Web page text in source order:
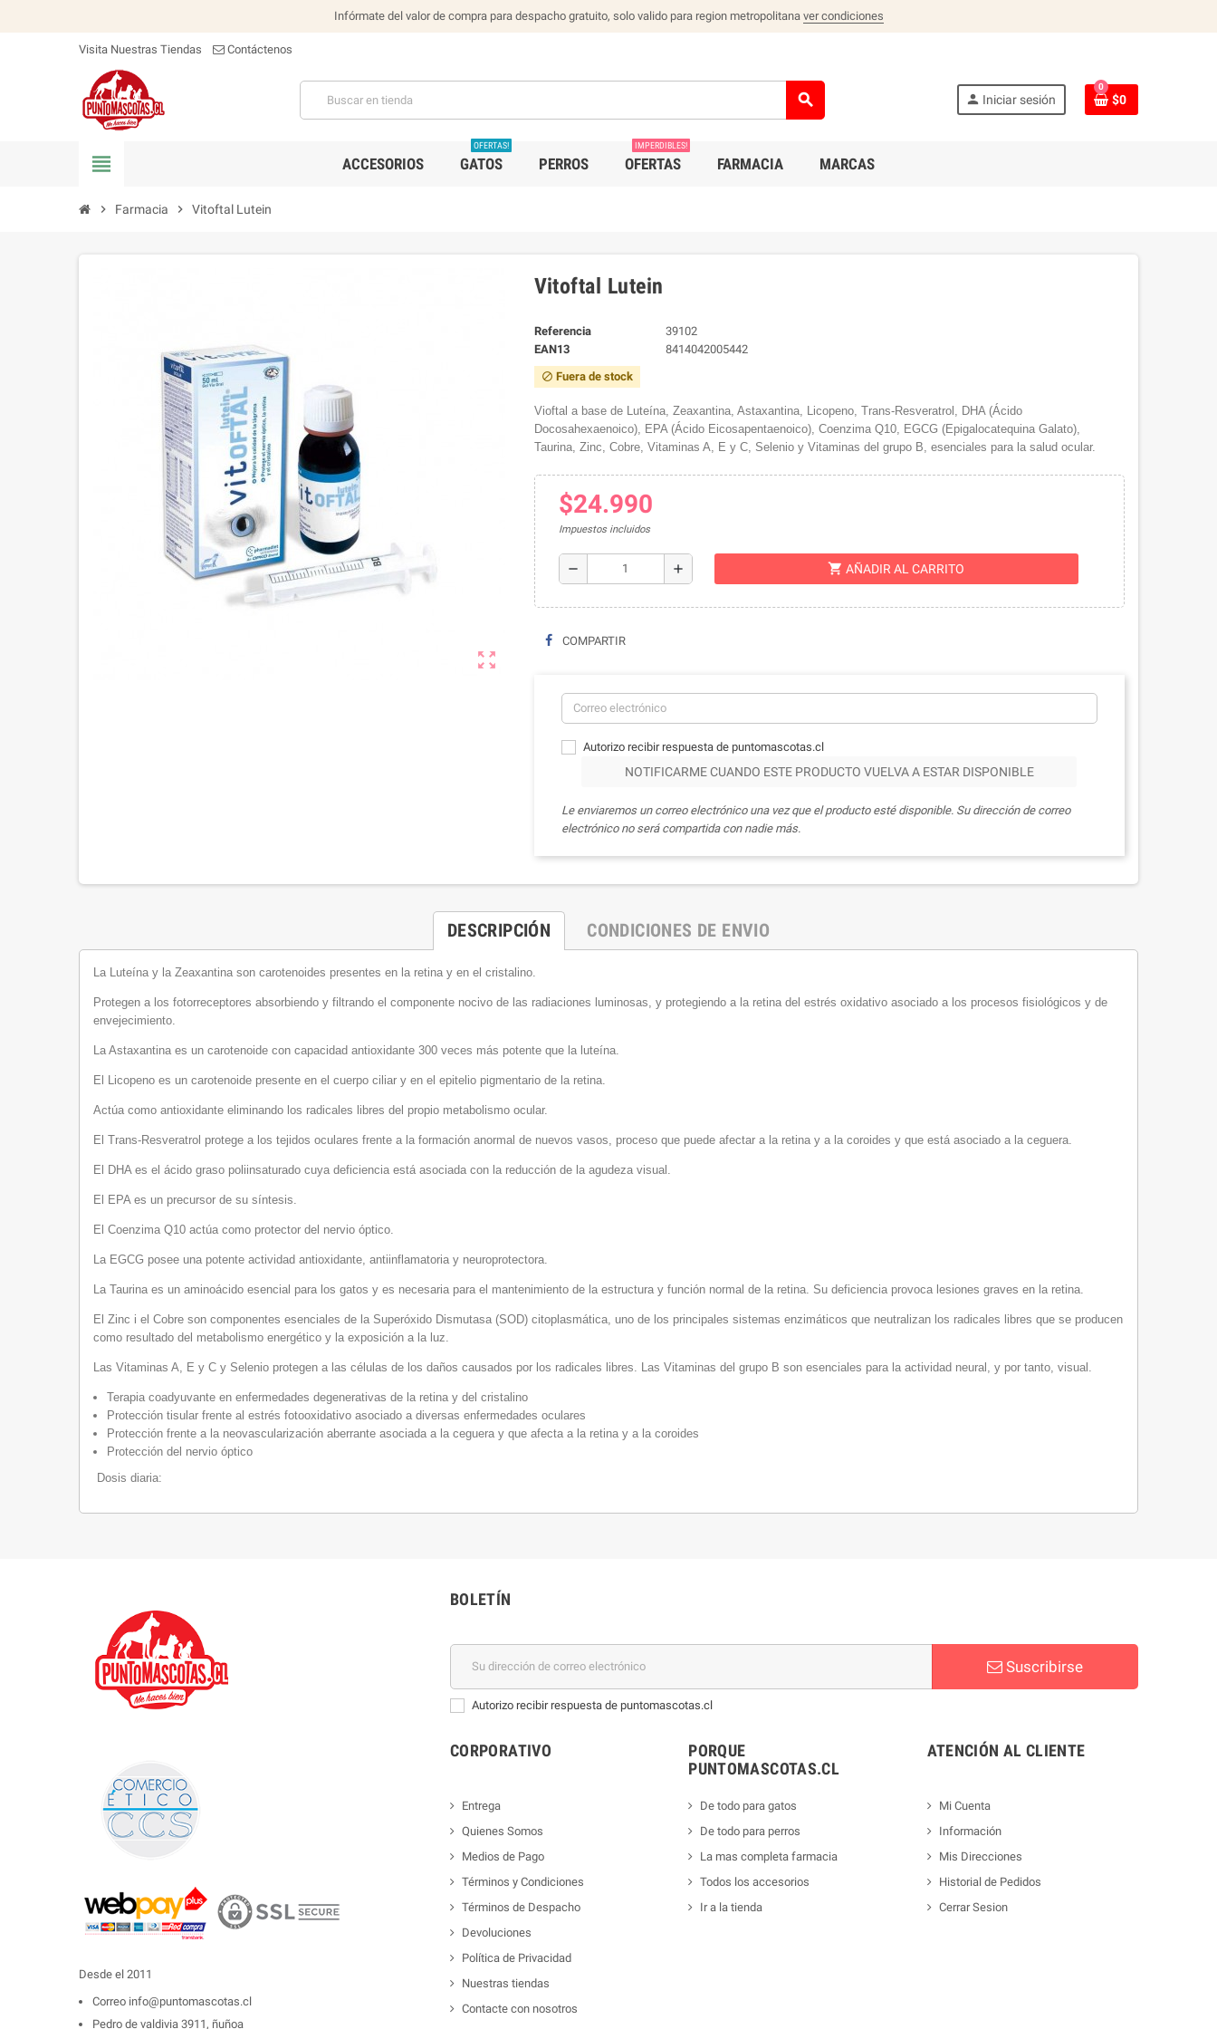
Infórmate del valor de compra para despacho gratuito, solo valido para region metropolitana ver condiciones
Visita Nuestras Tiendas Contáctenos
search person Iniciar sesión
0
$0
view_headline ACCESORIOS GATOS
OFERTAS!
PERROS OFERTAS
IMPERDIBLES!
FARMACIA MARCAS
chevron_right Farmacia chevron_right Vitoftal Lutein
zoom_out_map
Vitoftal Lutein
Referencia
39102
EAN13
8414042005442
block Fuera de stock
Vioftal a base de Luteína, Zeaxantina, Astaxantina, Licopeno, Trans-Resveratrol, DHA (Ácido
Docosahexaenoico), EPA (Ácido Eicosapentaenoico), Coenzima Q10, EGCG (Epigalocatequina Galato),
Taurina, Zinc, Cobre, Vitaminas A, E y C, Selenio y Vitaminas del grupo B, esenciales para la salud ocular.
$24.990
Impuestos incluidos
remove add shopping_cart AÑADIR AL CARRITO
COMPARTIR
Autorizo recibir respuesta de puntomascotas.cl
NOTIFICARME CUANDO ESTE PRODUCTO VUELVA A ESTAR DISPONIBLE
Le enviaremos un correo electrónico una vez que el producto esté disponible. Su dirección de correo
electrónico no será compartida con nadie más.
DESCRIPCIÓN CONDICIONES DE ENVIO
La Luteína y la Zeaxantina son carotenoides presentes en la retina y en el cristalino.
Protegen a los fotorreceptores absorbiendo y filtrando el componente nocivo de las radiaciones luminosas, y protegiendo a la retina del estrés oxidativo asociado a los procesos fisiológicos y de
envejecimiento.
La Astaxantina es un carotenoide con capacidad antioxidante 300 veces más potente que la luteína.
El Licopeno es un carotenoide presente en el cuerpo ciliar y en el epitelio pigmentario de la retina.
Actúa como antioxidante eliminando los radicales libres del propio metabolismo ocular.
El Trans-Resveratrol protege a los tejidos oculares frente a la formación anormal de nuevos vasos, proceso que puede afectar a la retina y a la coroides y que está asociado a la ceguera.
El DHA es el ácido graso poliinsaturado cuya deficiencia está asociada con la reducción de la agudeza visual.
El EPA es un precursor de su síntesis.
El Coenzima Q10 actúa como protector del nervio óptico.
La EGCG posee una potente actividad antioxidante, antiinflamatoria y neuroprotectora.
La Taurina es un aminoácido esencial para los gatos y es necesaria para el mantenimiento de la estructura y función normal de la retina. Su deficiencia provoca lesiones graves en la retina.
El Zinc i el Cobre son componentes esenciales de la Superóxido Dismutasa (SOD) citoplasmática, uno de los principales sistemas enzimáticos que neutralizan los radicales libres que se producen
como resultado del metabolismo energético y la exposición a la luz.
Las Vitaminas A, E y C y Selenio protegen a las células de los daños causados por los radicales libres. Las Vitaminas del grupo B son esenciales para la actividad neural, y por tanto, visual.
Terapia coadyuvante en enfermedades degenerativas de la retina y del cristalino
Protección tisular frente al estrés fotooxidativo asociado a diversas enfermedades oculares
Protección frente a la neovascularización aberrante asociada a la ceguera y que afecta a la retina y a la coroides
Protección del nervio óptico
Dosis diaria:
Desde el 2011
Correo info@puntomascotas.cl
Pedro de valdivia 3911, ñuñoa
BOLETÍN
Suscribirse
Autorizo recibir respuesta de puntomascotas.cl
CORPORATIVO
Entrega
Quienes Somos
Medios de Pago
Términos y Condiciones
Términos de Despacho
Devoluciones
Política de Privacidad
Nuestras tiendas
Contacte con nosotros
PORQUE
PUNTOMASCOTAS.CL
De todo para gatos
De todo para perros
La mas completa farmacia
Todos los accesorios
Ir a la tienda
ATENCIÓN AL CLIENTE
Mi Cuenta
Información
Mis Direcciones
Historial de Pedidos
Cerrar Sesion